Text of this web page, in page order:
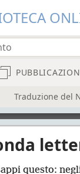
Traduzione del
questo: